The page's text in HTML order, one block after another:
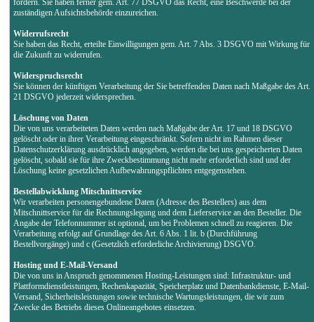
fordern. Sie haben ferner gem. Art. 77 DSGVO das Recht, eine Beschwerde bei der
zuständigen Aufsichtsbehörde einzureichen.
Widerrufsrecht
Sie haben das Recht, erteilte Einwilligungen gem. Art. 7 Abs. 3 DSGVO mit Wirkung für
die Zukunft zu widerrufen.
Widerspruchsrecht
Sie können der künftigen Verarbeitung der Sie betreffenden Daten nach Maßgabe des Art.
21 DSGVO jederzeit widersprechen.
Löschung von Daten
Die von uns verarbeiteten Daten werden nach Maßgabe der Art. 17 und 18 DSGVO
gelöscht oder in ihrer Verarbeitung eingeschränkt. Sofern nicht im Rahmen dieser
Datenschutzerklärung ausdrücklich angegeben, werden die bei uns gespeicherten Daten
gelöscht, sobald sie für ihre Zweckbestimmung nicht mehr erforderlich sind und der
Löschung keine gesetzlichen Aufbewahrungspflichten entgegenstehen.
Bestellabwicklung Mitschnittservice
Wir verarbeiten personengebundene Daten (Adresse des Bestellers) aus dem
Mitschnittservice für die Rechnungslegung und dem Lieferservice an den Besteller. Die
Angabe der Telefonnummer ist optional, um bei Problemen schnell zu reagieren. Die
Verarbeitung erfolgt auf Grundlage des Art. 6 Abs. 1 lit. b (Durchführung
Bestellvorgänge) und c (Gesetzlich erforderliche Archivierung) DSGVO.
Hosting und E-Mail-Versand
Die von uns in Anspruch genommenen Hosting-Leistungen sind: Infrastruktur- und
Plattformdienstleistungen, Rechenkapazität, Speicherplatz und Datenbankdienste, E-Mail-
Versand, Sicherheitsleistungen sowie technische Wartungsleistungen, die wir zum
Zwecke des Betriebs dieses Onlineangebotes einsetzen.